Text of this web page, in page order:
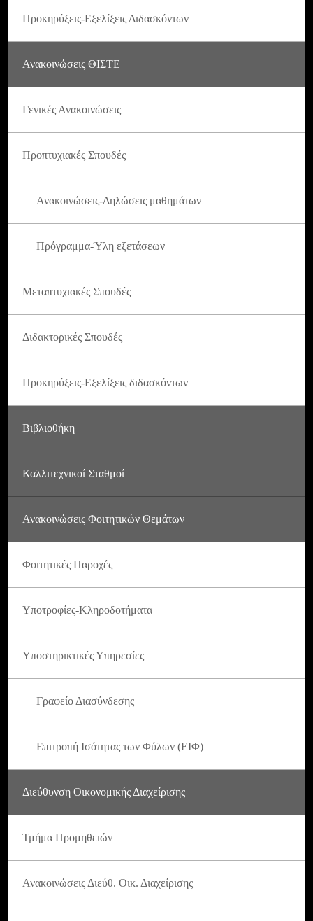
Προκηρύξεις-Εξελίξεις Διδασκόντων
Ανακοινώσεις ΘΙΣΤΕ
Γενικές Ανακοινώσεις
Προπτυχιακές Σπουδές
Ανακοινώσεις-Δηλώσεις μαθημάτων
Πρόγραμμα-Ύλη εξετάσεων
Μεταπτυχιακές Σπουδές
Διδακτορικές Σπουδές
Προκηρύξεις-Εξελίξεις διδασκόντων
Βιβλιοθήκη
Καλλιτεχνικοί Σταθμοί
Ανακοινώσεις Φοιτητικών Θεμάτων
Φοιτητικές Παροχές
Υποτροφίες-Κληροδοτήματα
Υποστηρικτικές Υπηρεσίες
Γραφείο Διασύνδεσης
Επιτροπή Ισότητας των Φύλων (ΕΙΦ)
Διεύθυνση Οικονομικής Διαχείρισης
Τμήμα Προμηθειών
Ανακοινώσεις Διεύθ. Οικ. Διαχείρισης